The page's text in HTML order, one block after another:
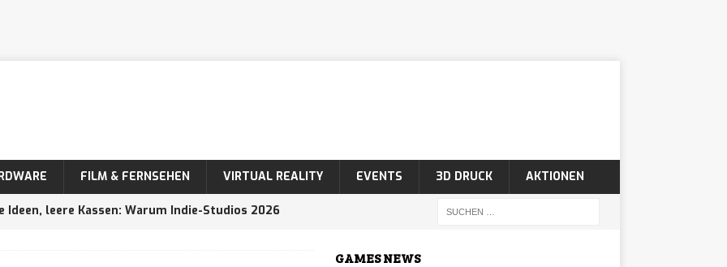
FILM & FERNSEHEN VIRTUAL REALITY EVENTS 3D DRUCK AKTIONEN
Ideen, leere Kassen: Warum Indie-Studios 2026
GAMES NEWS